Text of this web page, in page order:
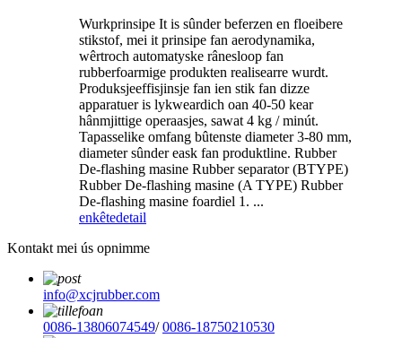
Wurkprinsipe It is sûnder beferzen en floeibere
stikstof, mei it prinsipe fan aerodynamika,
wêrtroch automatyske rânesloop fan
rubberfoarmige produkten realisearre wurdt.
Produksjeeffisjinsje fan ien stik fan dizze
apparatuer is lykweardich oan 40-50 kear
hânmjittige operaasjes, sawat 4 kg / minút.
Tapasselike omfang bûtenste diameter 3-80 mm,
diameter sûnder eask fan produktline. Rubber
De-flashing masine Rubber separator (BTYPE)
Rubber De-flashing masine (A TYPE) Rubber
De-flashing masine foardiel 1. ...
enkêtedetail
Kontakt mei ús opnimme
info@xcjrubber.com
0086-13806074549/0086-18750210530